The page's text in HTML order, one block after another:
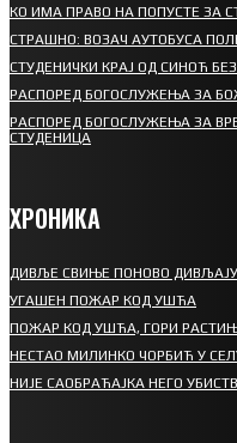
КО ИМА ПРАВО НА ПОПУСТЕ ЗА
СТРАШНО: ВОЗАЧ АУТОБУСА
СТУДЕНИЧКИ КРАЈ ОД СИНОЋ БЕЗ
РАСПОРЕД БОГОСЛУЖЕЊА ЗА
РАСПОРЕД БОГОСЛУЖЕЊА ЗА
СТУДЕНИЦА
ХРОНИКА
ДИВЉЕ СВИЊЕ ПОНОВО
УГАШЕН ПОЖАР КОД УШЋА
ПОЖАР КОД УШЋА, ГОРИ
НЕСТАО МИЛИНКО ЧОРБИЋ У
НИЈЕ САОБРАЋАЈКА НЕГО